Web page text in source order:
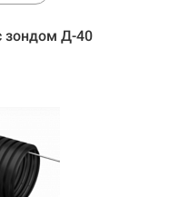
зондом Д-40